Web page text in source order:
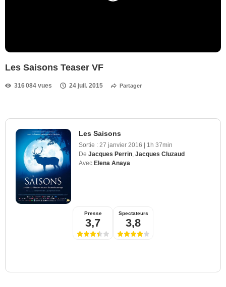
Les Saisons Teaser VF
316 084 vues 24 juil. 2015 Partager
Les Saisons
Sortie : 27 janvier 2016 | 1h 37min
De Jacques Perrin Jacques Cluzaud
Avec Elena Anaya
Presse
3,7
Spectateurs
3,8